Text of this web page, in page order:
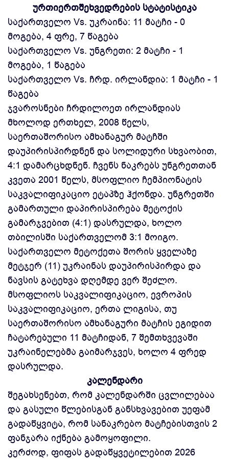
ურთიერთშეხვედრების სტატისტიკა
საქართველო Vs. უკრაინა: 11 მატჩი - 0
მოგება, 4 ფრე, 7 წაგება
საქართველო Vs. უნგრეთი: 2 მატჩი - 1
მოგება, 1 წაგება
საქართველო Vs. ჩრდ. ირლანდია: 1 მატჩი - 1
წაგება
ჯვაროსნები ჩრდილოეთ ირლანდიას
მხოლოდ ერთხელ, 2008 წელს,
საერთაშორისო ამხანაგურ მატჩში
დაუპირისპირდნენ და სოლიდური სხვაობით,
4:1 დამარცხდნენ. ჩვენს ნაკრებს უნგრეთთან
კვეთა 2001 წელს, მსოფლიო ჩემპიონატის
საკვალიფიკაციო ეტაპზე ჰქონდა. უნგრეთში
გამართული დაპირისპირება მეტოქის
გამარჯვებით (4:1) დასრულდა, ხოლო
თბილისში საქართველომ 3:1 მოიგო.
საქართველო მეტოქეთა შორის ყველაზე
მეტჯერ (11) უკრაინას დაუპირისპირდა და
ნავსის გატეხვა დღემდე ვერ შეძლო.
მსოფლიოს საკვალიფიკაციო, ევროპის
საკვალიფიკაციო, ერთა ლიგისა, თუ
საერთაშორისო ამხანაგური მატჩის ეგიდით
ჩატარებული 11 მატჩიდან, 7 შემთხვევაში
უკრაინელებმა გაიმარჯვეს, ხოლო 4 ფრედ
დასრულდა.
კალენდარი
შეგახსენებთ, რომ კალენდარში ცვლილებაა
და გასული წლებისგან განსხვავებით უეფამ
გადაწყვიტა, რომ სანაკრებო მატჩებისთვის 2
ფანჯარა იქნება გამოყოფილი.
კერძოდ, ფიფას გადაწყვეტილებით 2026